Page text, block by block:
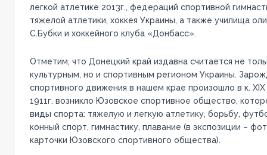
легкой атлетике 2013г., федераций спортивной
тяжелой атлетики, хоккея Украины, а также училища
С.Бубки и хоккейного клуба «Донбасс».
Отметим, что Донецкий край издавна считается не
культурным, но и спортивным регионом Украины.
спортивного движения в нашем крае произошло в к. XIX
1911г. возникло Юзовское спортивное общество,
виды спорта: тяжелую и легкую атлетику, борьбу,
конный спорт, гимнастику, плавание (в экспозиции –
карточки Юзовского спортивного общества).